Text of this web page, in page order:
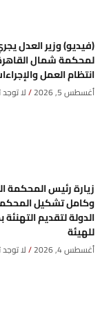
(فيديو) وزير العدل
لمحكمة شمال القاهرة
انتظام العمل
أغسطس 5, 2026 لا
زيارة رئيس المحكمة
وكامل تشكيل
الدولة لتقديم
للهيئة
أغسطس 4, 2026 لا